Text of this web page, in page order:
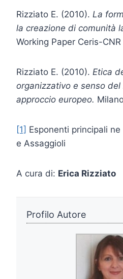
Rizziato E. (2010). La
la creazione di comunità
Working Paper Ceris-
Rizziato E. (2010). Etica
organizzativo e senso del
approccio europeo.
[1] Esponenti principali
e Assaggioli
A cura di: Erica Rizziato
Profilo Autore